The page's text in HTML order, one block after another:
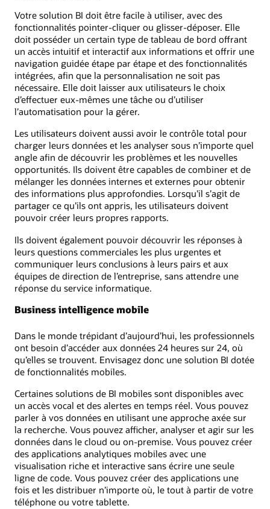
Votre solution BI doit être facile à utiliser, avec des
fonctionnalités pointer-cliquer ou glisser-déposer. Elle
doit posséder un certain type de tableau de bord offrant
un accès intuitif et interactif aux informations et offrir une
navigation guidée étape par étape et des fonctionnalités
intégrées, afin que la personnalisation ne soit pas
nécessaire. Elle doit laisser aux utilisateurs le choix
d’effectuer eux-mêmes une tâche ou d’utiliser
l’automatisation pour la gérer.
Les utilisateurs doivent aussi avoir le contrôle total pour
charger leurs données et les analyser sous n’importe quel
angle afin de découvrir les problèmes et les nouvelles
opportunités. Ils doivent être capables de combiner et de
mélanger les données internes et externes pour obtenir
des informations plus approfondies. Lorsqu’il s’agit de
partager ce qu’ils ont appris, les utilisateurs doivent
pouvoir créer leurs propres rapports.
Ils doivent également pouvoir découvrir les réponses à
leurs questions commerciales les plus urgentes et
communiquer leurs conclusions à leurs pairs et aux
équipes de direction de l’entreprise, sans attendre une
réponse du service informatique.
Business intelligence mobile
Dans le monde trépidant d’aujourd’hui, les professionnels
ont besoin d’accéder aux données 24 heures sur 24, où
qu’elles se trouvent. Envisagez donc une solution BI dotée
de fonctionnalités mobiles.
Certaines solutions de BI mobiles sont disponibles avec
un accès vocal et des alertes en temps réel. Vous pouvez
parler à vos données en utilisant une approche axée sur
la recherche. Vous pouvez afficher, analyser et agir sur les
données dans le cloud ou on-premise. Vous pouvez créer
des applications analytiques mobiles avec une
visualisation riche et interactive sans écrire une seule
ligne de code. Vous pouvez créer des applications une
fois et les distribuer n’importe où, le tout à partir de votre
téléphone ou votre tablette.